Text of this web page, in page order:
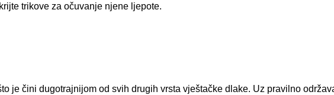
trikove za očuvanje njene ljepote.
je čini dugotrajnijom od svih drugih vrsta vještačke dlake. Uz pravilno